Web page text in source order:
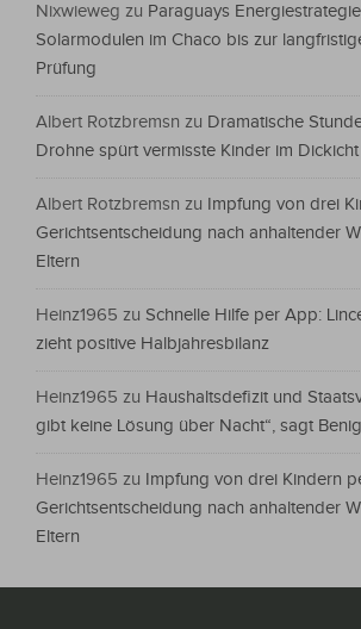
Nixwieweg zu Paraguays
Solarmodulen im Chaco bis zur
Prüfung
Albert Rotzbremsn zu Dramatische
Drohne spürt vermisste Kinder im
Albert Rotzbremsn zu Impfung von drei
Gerichtsentscheidung nach anhaltender
Eltern
Heinz1965 zu Schnelle Hilfe per App:
zieht positive Halbjahresbilanz
Heinz1965 zu Haushaltsdefizit und
gibt keine Lösung über Nacht“, sagt
Heinz1965 zu Impfung von drei Kindern
Gerichtsentscheidung nach anhaltender
Eltern